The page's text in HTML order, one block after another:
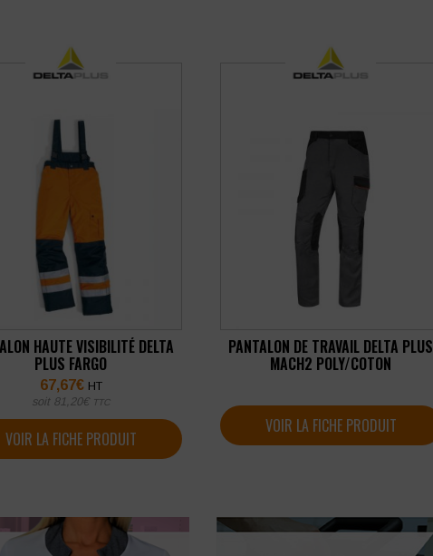
HAUTE VISIBILITÉ DELTA
PLUS FARGO
67,67€ HT
soit 81,20€ TTC
VOIR LA FICHE PRODUIT
PANTALON DE TRAVAIL DELTA PLUS
MACH2 POLY/COTON
VOIR LA FICHE PRODUIT